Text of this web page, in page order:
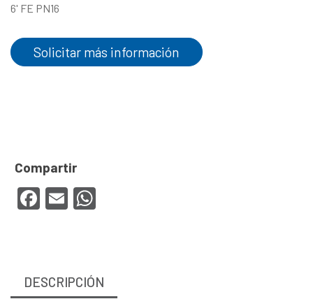
6' FE PN16
Solicitar más información
DESCRIPCIÓN